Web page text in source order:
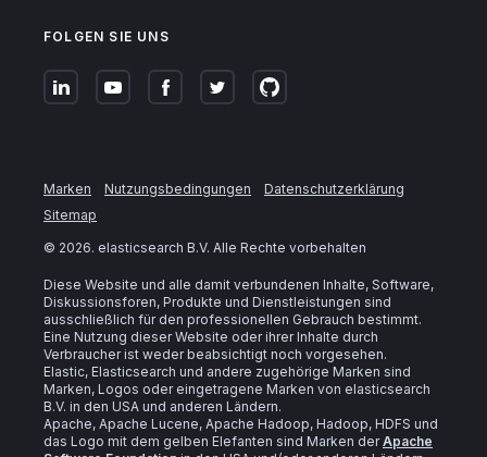
FOLGEN SIE UNS
Marken Nutzungsbedingungen
Datenschutzerklärung
Sitemap
© 2026. elasticsearch B.V. Alle Rechte vorbehalten
Diese Website und alle damit verbundenen Inhalte, Software,
Diskussionsforen, Produkte und Dienstleistungen sind
ausschließlich für den professionellen Gebrauch bestimmt.
Eine Nutzung dieser Website oder ihrer Inhalte durch
Verbraucher ist weder beabsichtigt noch vorgesehen.
Elastic, Elasticsearch und andere zugehörige Marken sind
Marken, Logos oder eingetragene Marken von elasticsearch
B.V. in den USA und anderen Ländern.
Apache, Apache Lucene, Apache Hadoop, Hadoop, HDFS und
das Logo mit dem gelben Elefanten sind Marken derApache